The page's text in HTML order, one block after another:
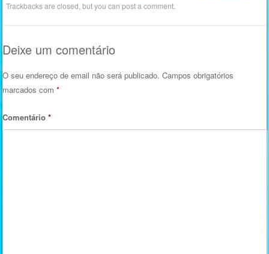
Trackbacks are closed, but you canpost a comment
Deixe um comentário
O seu endereço de email não será publicado. Campos obrigatórios
marcados com*
Comentário*